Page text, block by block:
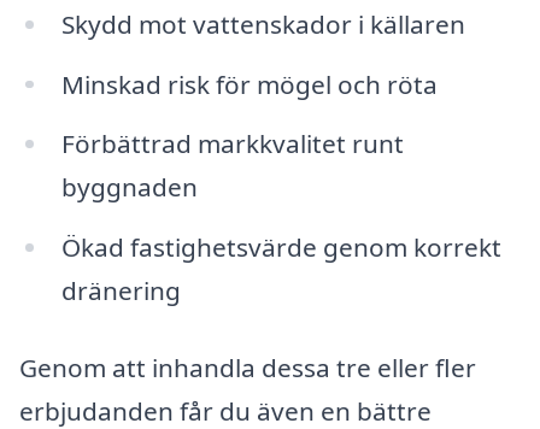
Skydd mot vattenskador i källaren
Minskad risk för mögel och röta
Förbättrad markkvalitet runt
byggnaden
Ökad fastighetsvärde genom korrekt
dränering
Genom att inhandla dessa tre eller fler
erbjudanden får du även en bättre